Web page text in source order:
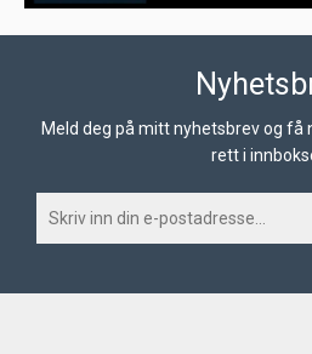
Meld deg på mitt nyhetsbrev og
rett i